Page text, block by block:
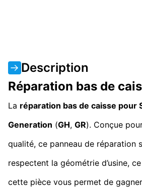
Description
Réparation bas de
La réparation bas de caisse pour
Generation (GH, GR). Conçue
qualité, ce panneau de réparation
respectent la géométrie d’usine,
cette pièce vous permet de